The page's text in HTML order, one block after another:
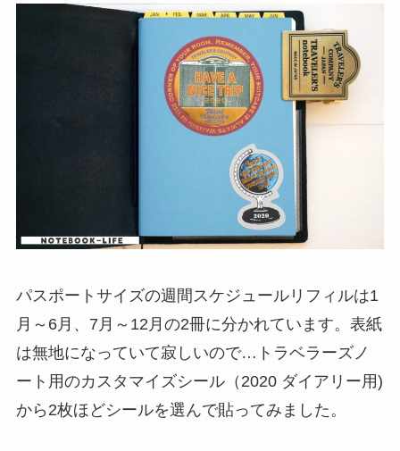
パスポートサイズの週間スケジュールリフィルは1
月～6月、7月～12月の2冊に分かれています。表紙
は無地になっていて寂しいので…トラベラーズノ
ート用のカスタマイズシール（2020 ダイアリー用)
から2枚ほどシールを選んで貼ってみました。